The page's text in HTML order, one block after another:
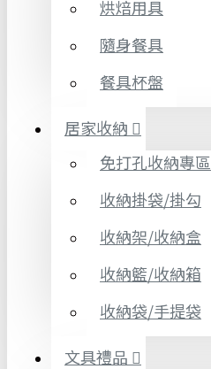
烘焙用具
隨身餐具
餐具杯盤
居家收納
免打孔收納專區
收納掛袋/掛勾
收納架/收納盒
收納籃/收納箱
收納袋/手提袋
文具禮品